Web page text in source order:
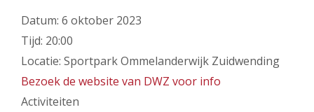
Datum: 6 oktober 2023
Tijd: 20:00
Locatie: Sportpark Ommelanderwijk Zuidwending
Bezoek de website van DWZ voor info
Activiteiten